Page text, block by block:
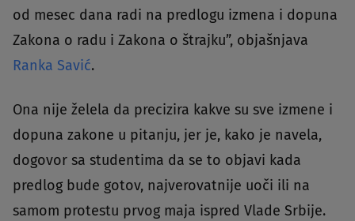
od mesec dana radi na predlogu izmena i dopuna
Zakona o radu i Zakona o štrajku”, objašnjava
Ranka Savić.
Ona nije želela da precizira kakve su sve izmene i
dopuna zakone u pitanju, jer je, kako je navela,
dogovor sa studentima da se to objavi kada
predlog bude gotov, najverovatnije uoči ili na
samom protestu prvog maja ispred Vlade Srbije.